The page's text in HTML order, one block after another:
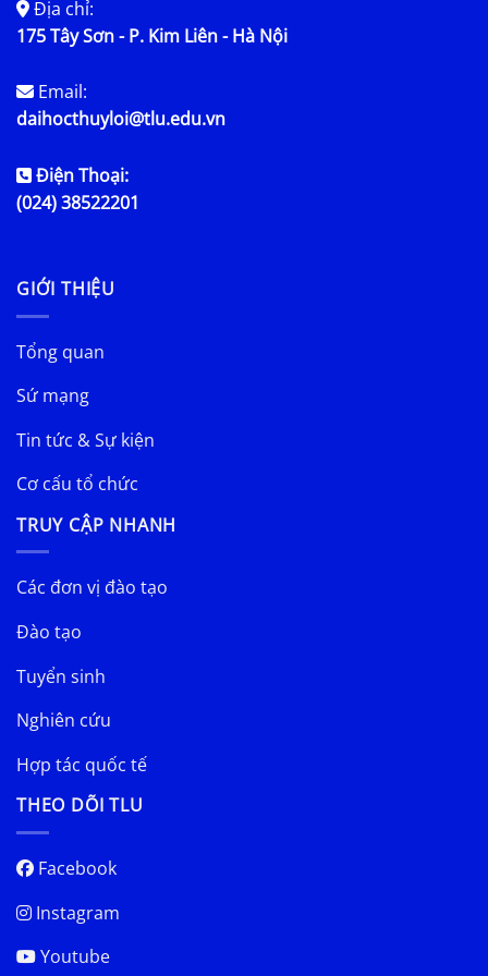
Địa chỉ:
175 Tây Sơn - P. Kim Liên - Hà Nội
Email:
daihocthuyloi@tlu.edu.vn
Điện Thoại:
(024) 38522201
GIỚI THIỆU
Tổng quan
Sứ mạng
Tin tức & Sự kiện
Cơ cấu tổ chức
TRUY CẬP NHANH
Các đơn vị đào tạo
Đào tạo
Tuyển sinh
Nghiên cứu
Hợp tác quốc tế
THEO DÕI TLU
Facebook
Instagram
Youtube